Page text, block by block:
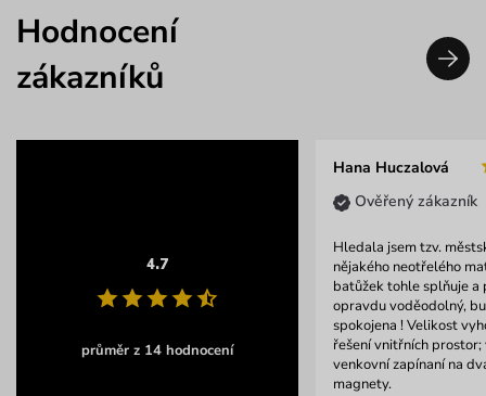
Hodnocení
zákazníků
4.7
průměr z 14 hodnocení
Hana Huczalová
Ověřený zákazník
Hledala jsem tzv.
nějakého neotřelého
batůžek tohle splňuje a
opravdu voděodolný,
spokojena ! Velikost
řešení vnitřních
venkovní zapínaní na
magnety.